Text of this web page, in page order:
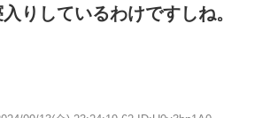
りしているわけですしね。